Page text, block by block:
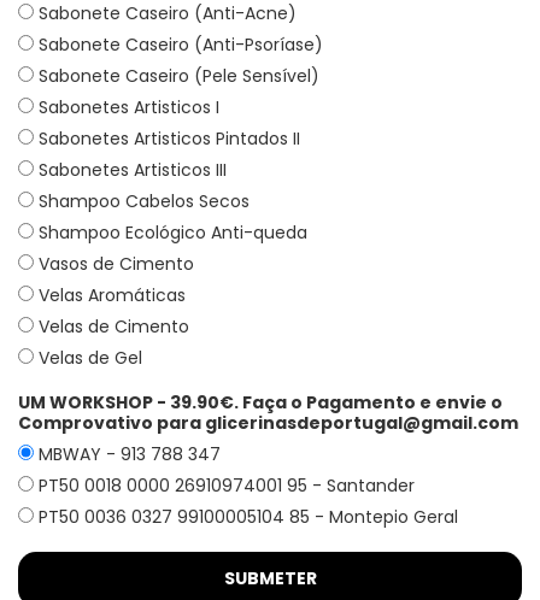
Sabonete Caseiro (Anti-Acne)
Sabonete Caseiro (Anti-Psoríase)
Sabonete Caseiro (Pele Sensível)
Sabonetes Artisticos I
Sabonetes Artisticos Pintados II
Sabonetes Artisticos III
Shampoo Cabelos Secos
Shampoo Ecológico Anti-queda
Vasos de Cimento
Velas Aromáticas
Velas de Cimento
Velas de Gel
UM WORKSHOP - 39.90€. Faça o Pagamento e envie o
Comprovativo para glicerinasdeportugal@gmail.com
MBWAY - 913 788 347
PT50 0018 0000 26910974001 95 - Santander
PT50 0036 0327 99100005104 85 - Montepio Geral
SUBMETER